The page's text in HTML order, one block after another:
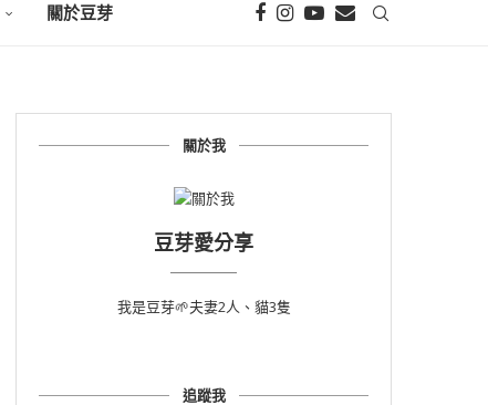
關於豆芽
關於我
豆芽愛分享
我是豆芽🌱夫妻2人、貓3隻
追蹤我